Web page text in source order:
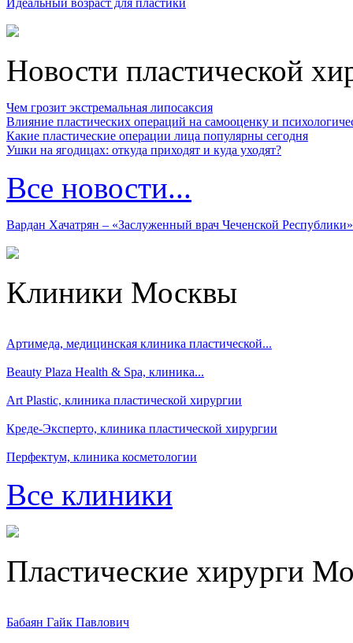
Идеальный возраст для пластики
Новости пластической
Чем грозит экстремальная липосаксия
Влияние пластических операций на самооценку и
Какие пластические операции лица популярны сегодня
Ушки на ягодицах: откуда приходят и куда уходят?
Все новости...
Вардан Хачатрян – «Заслуженный врач Чеченской Республики»
Клиники Москвы
Артимеда, медицинская клиника пластической...
Beauty Plaza Health & Spa, клиника...
Art Plastic, клиника пластической хирургии
Креде-Эксперто, клиника пластической хирургии
Перфектум, клиника косметологии
Все клиники
Пластические хирурги
Бабаян Гайк Павлович